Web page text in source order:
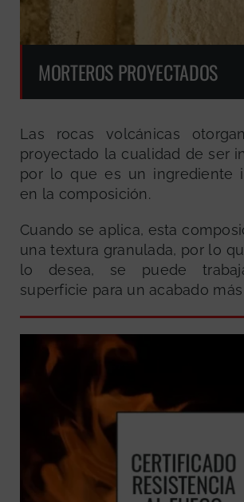
MORTEROS PROYECTADOS
Las rocas volcánicas
proyectado la cualidad de ser
por lo que es un ingrediente
en la composición.
Cuando se aplica, esta
una textura granulada, por lo
lo desea, se puede
superficie para un acabado